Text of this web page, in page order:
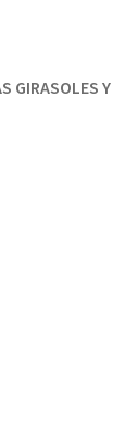
GIRASOLES Y